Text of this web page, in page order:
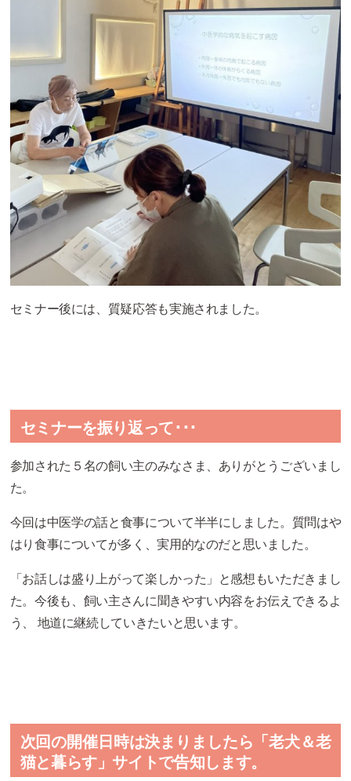
セミナー後には、質疑応答も実施されました。
セミナーを振り返って･･･
参加された５名の飼い主のみなさま、ありがとうございまし
た。
今回は中医学の話と食事について半半にしました。質問はや
はり食事についてが多く、実用的なのだと思いました。
「お話しは盛り上がって楽しかった」と感想もいただきまし
た。今後も、飼い主さんに聞きやすい内容をお伝えできるよ
う、 地道に継続していきたいと思います。
次回の開催日時は決まりましたら「老犬＆老
猫と暮らす」サイトで告知します。